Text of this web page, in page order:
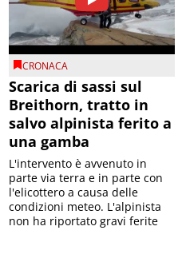
CRONACA
Scarica di sassi sul
Breithorn, tratto in
salvo alpinista ferito a
una gamba
L'intervento è avvenuto in
parte via terra e in parte con
l'elicottero a causa delle
condizioni meteo. L'alpinista
non ha riportato gravi ferite